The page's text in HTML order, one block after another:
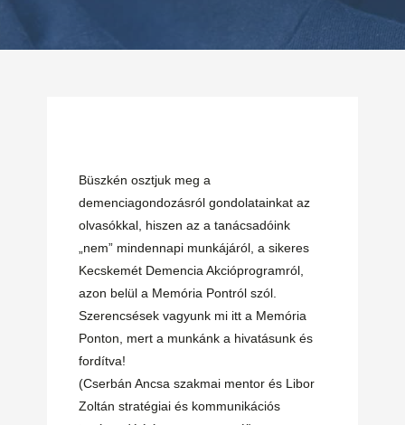
Büszkén osztjuk meg a
demenciagondozásról gondolatainkat az
olvasókkal, hiszen az a tanácsadóink
„nem” mindennapi munkájáról, a sikeres
Kecskemét Demencia Akcióprogramról,
azon belül a Memória Pontról szól.
Szerencsések vagyunk mi itt a Memória
Ponton, mert a munkánk a hivatásunk és
fordítva!
(Cserbán Ancsa szakmai mentor és Libor
Zoltán stratégiai és kommunikációs